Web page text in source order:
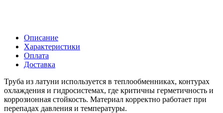
Описание
Характеристики
Оплата
Доставка
Труба из латуни используется в теплообменниках, контурах
охлаждения и гидросистемах, где критичны герметичность и
коррозионная стойкость. Материал корректно работает при
перепадах давления и температуры.